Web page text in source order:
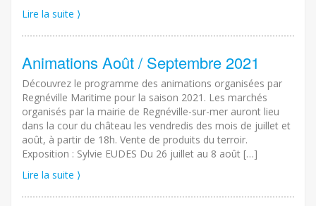
Lire la suite ⟩
Animations Août / Septembre 2021
Découvrez le programme des animations organisées par
Regnéville Maritime pour la saison 2021. Les marchés
organisés par la mairie de Regnéville-sur-mer auront lieu
dans la cour du château les vendredis des mois de juillet et
août, à partir de 18h. Vente de produits du terroir.
Exposition : Sylvie EUDES Du 26 juillet au 8 août […]
Lire la suite ⟩